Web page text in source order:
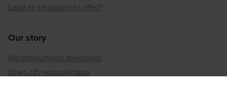
Land or a building to offer?
Our story
Neighbourhood developer
Inner-city reconversion